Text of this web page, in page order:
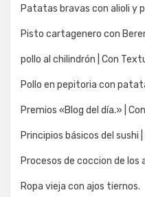
Patatas bravas con alioli y
Pisto cartagenero con
pollo al chilindrón | Con
Pollo en pepitoria con
Premios «Blog del día.» |
Principios básicos del sushi
Procesos de coccion de los
Ropa vieja con ajos tiernos.